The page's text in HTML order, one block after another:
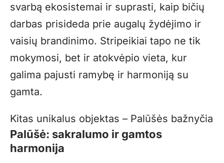
svarbą ekosistemai ir suprasti, kaip bičių
darbas prisideda prie augalų žydėjimo ir
vaisių brandinimo. Stripeikiai tapo ne tik
mokymosi, bet ir atokvėpio vieta, kur
galima pajusti ramybę ir harmoniją su
gamta.
Kitas unikalus objektas – Palūšės bažnyčia
Palūšė: sakralumo ir gamtos
harmonija